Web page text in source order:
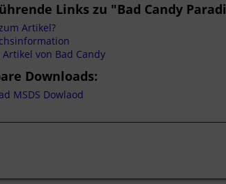
Links zu "Bad Candy
Artikel?
von Bad Candy
Downloads:
MSDS Dowlaod